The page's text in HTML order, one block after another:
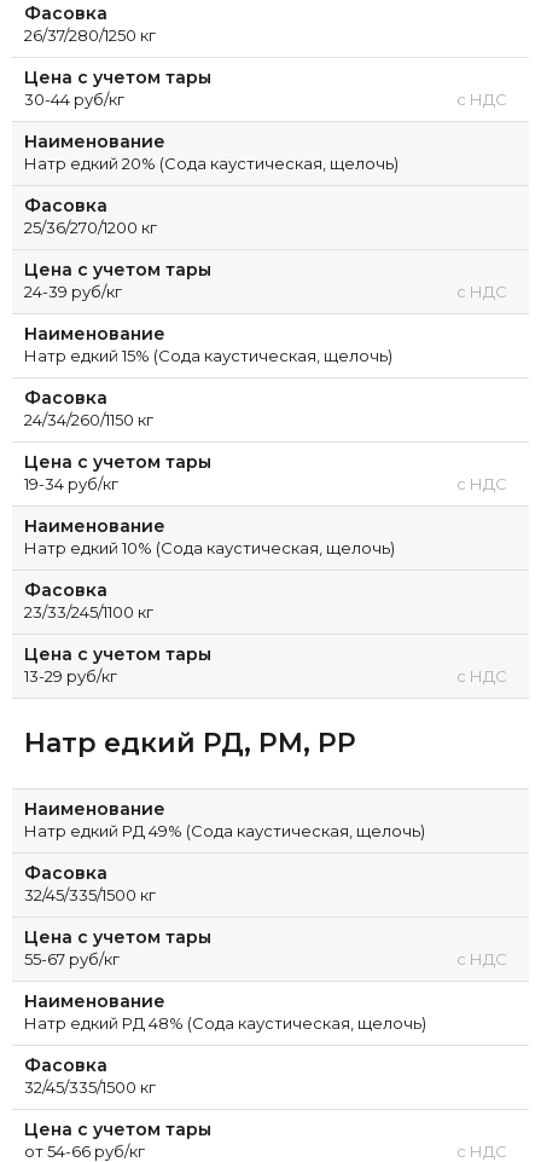
Фасовка
26/37/280/1250 кг
Цена с учетом тары
30-44 руб/кг с НДС
Наименование
Натр едкий 20% (Сода каустическая, щелочь)
Фасовка
25/36/270/1200 кг
Цена с учетом тары
24-39 руб/кг с НДС
Наименование
Натр едкий 15% (Сода каустическая, щелочь)
Фасовка
24/34/260/1150 кг
Цена с учетом тары
19-34 руб/кг с НДС
Наименование
Натр едкий 10% (Сода каустическая, щелочь)
Фасовка
23/33/245/1100 кг
Цена с учетом тары
13-29 руб/кг с НДС
Натр едкий РД, РМ, РР
Наименование
Натр едкий РД 49% (Сода каустическая, щелочь)
Фасовка
32/45/335/1500 кг
Цена с учетом тары
55-67 руб/кг с НДС
Наименование
Натр едкий РД 48% (Сода каустическая, щелочь)
Фасовка
32/45/335/1500 кг
Цена с учетом тары
от 54-66 руб/кг с НДС